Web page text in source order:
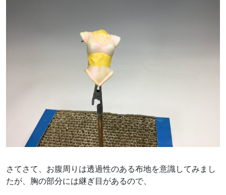
さてさて、お腹周りは透過性のある布地を意識してみまし
たが、胸の部分には継ぎ目があるので、